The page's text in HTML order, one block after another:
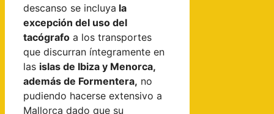
descanso se incluya la
excepción del uso del
tacógrafo a los transportes
que discurran íntegramente en
las islas de Ibiza y Menorca,
además de Formentera, no
pudiendo hacerse extensivo a
Mallorca dado que su